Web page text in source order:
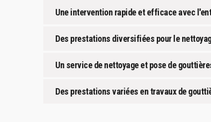
Une intervention rapide et efficace avec
Des prestations diversifiées pour le
Un service de nettoyage et pose de
Des prestations variées en travaux de